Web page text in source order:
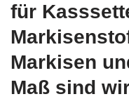
für
Markisen
Maß sind